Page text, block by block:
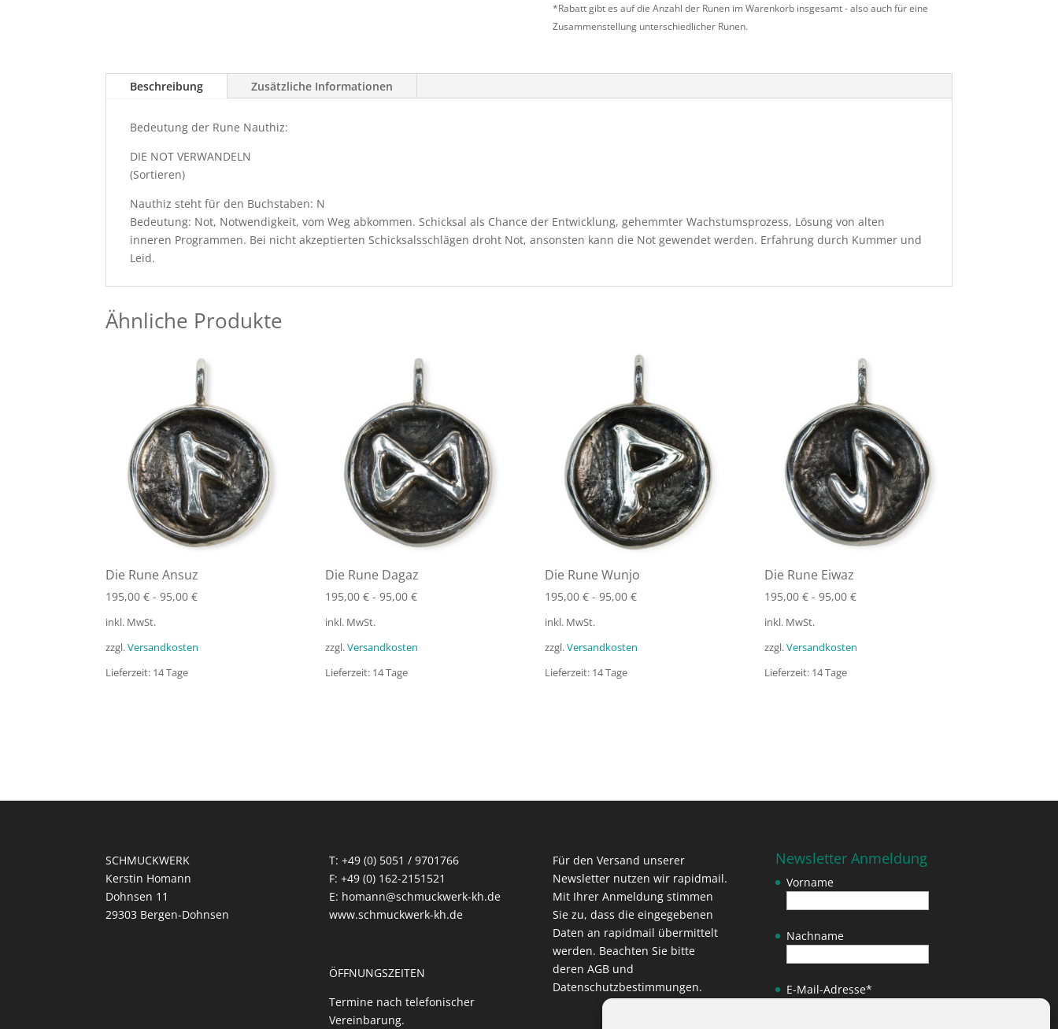
*Rabatt gibt es auf die Anzahl der Runen im Warenkorb insgesamt - also auch für eine
Zusammenstellung unterschiedlicher Runen.
Beschreibung Zusätzliche Informationen
Bedeutung der Rune Nauthiz:
DIE NOT VERWANDELN
(Sortieren)
Nauthiz steht für den Buchstaben: N
Bedeutung: Not, Notwendigkeit, vom Weg abkommen. Schicksal als Chance der Entwicklung, gehemmter Wachstumsprozess, Lösung von alten
inneren Programmen. Bei nicht akzeptierten Schicksalsschlägen droht Not, ansonsten kann die Not gewendet werden. Erfahrung durch Kummer und
Leid.
Ähnliche Produkte
Die Rune Ansuz
195,00€ -95,00€
inkl. MwSt.
zzgl.Versandkosten
Lieferzeit: 14 Tage
Die Rune Dagaz
195,00€ -95,00€
inkl. MwSt.
zzgl.Versandkosten
Lieferzeit: 14 Tage
Die Rune Wunjo
195,00€ -95,00€
inkl. MwSt.
zzgl.Versandkosten
Lieferzeit: 14 Tage
Die Rune Eiwaz
195,00€ -95,00€
inkl. MwSt.
zzgl.Versandkosten
Lieferzeit: 14 Tage
SCHMUCKWERK
Kerstin Homann
Dohnsen 11
29303 Bergen-Dohnsen
T: +49 (0) 5051 / 9701766
F: +49 (0) 162-2151521
E: homann@schmuckwerk-kh.de
www.schmuckwerk-kh.de
ÖFFNUNGSZEITEN
Termine nach telefonischer
Vereinbarung.
Für den Versand unserer
Newsletter nutzen wir rapidmail.
Mit Ihrer Anmeldung stimmen
Sie zu, dass die eingegebenen
Daten an rapidmail übermittelt
werden. Beachten Sie bitte
deren AGBund
Datenschutzbestimmungen.
Newsletter Anmeldung
Vorname
Nachname
E-Mail-Adresse*